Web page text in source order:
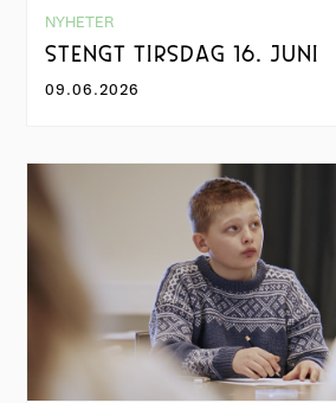
NYHETER
STENGT TIRSDAG 16. JUNI
09.06.2026